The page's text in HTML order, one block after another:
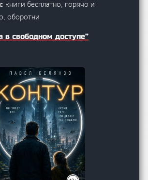
книги бесплатно, горячо и
оборотни
в свободном доступе”